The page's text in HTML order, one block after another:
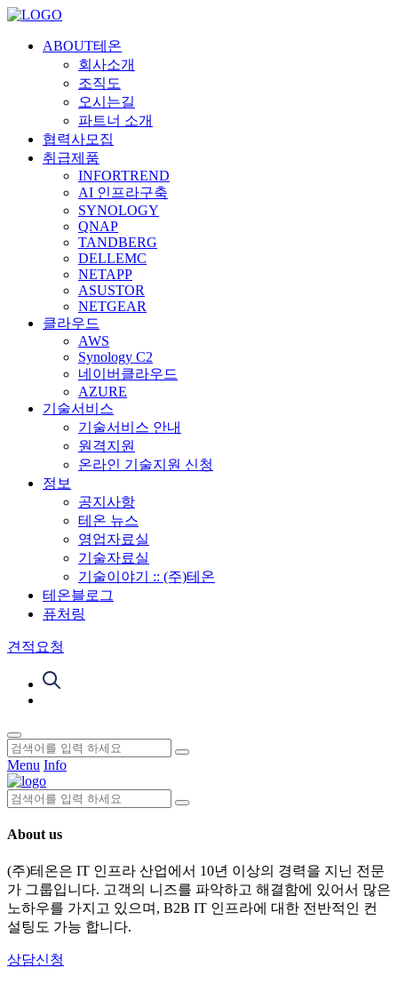
ABOUT테온
회사소개
조직도
오시는길
파트너 소개
협력사모집
취급제품
INFORTREND
AI 인프라구축
SYNOLOGY
QNAP
TANDBERG
DELLEMC
NETAPP
ASUSTOR
NETGEAR
클라우드
AWS
Synology C2
네이버클라우드
AZURE
기술서비스
기술서비스 안내
원격지원
온라인 기술지원 신청
정보
공지사항
테온 뉴스
영업자료실
기술자료실
기술이야기 :: (주)테온
테온블로그
퓨처링
견적요청
Menu Info
About us
(주)테온은 IT 인프라 산업에서 10년 이상의 경력을 지닌 전문
가 그룹입니다. 고객의 니즈를 파악하고 해결함에 있어서 많은
노하우를 가지고 있으며, B2B IT 인프라에 대한 전반적인 컨
설팅도 가능 합니다.
상담신청